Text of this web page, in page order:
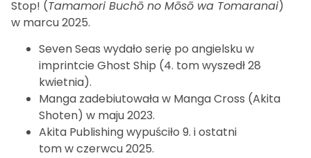
Stop! (Tamamori Buchō no Mōsō wa Tomaranai)
w marcu 2025.
Seven Seas wydało serię po angielsku w
imprintcie Ghost Ship (4. tom wyszedł 28
kwietnia).
Manga zadebiutowała w Manga Cross (Akita
Shoten) w maju 2023.
Akita Publishing wypuściło 9. i ostatni
tom w czerwcu 2025.